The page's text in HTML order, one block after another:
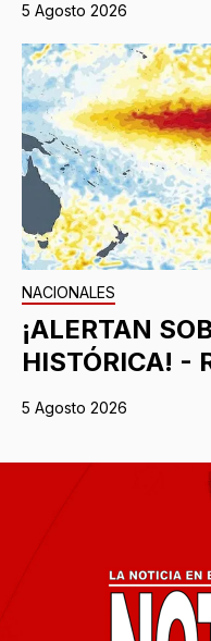
5 Agosto 2026
NACIONALES
¡ALERTAN
HISTÓRICA! -
5 Agosto 2026